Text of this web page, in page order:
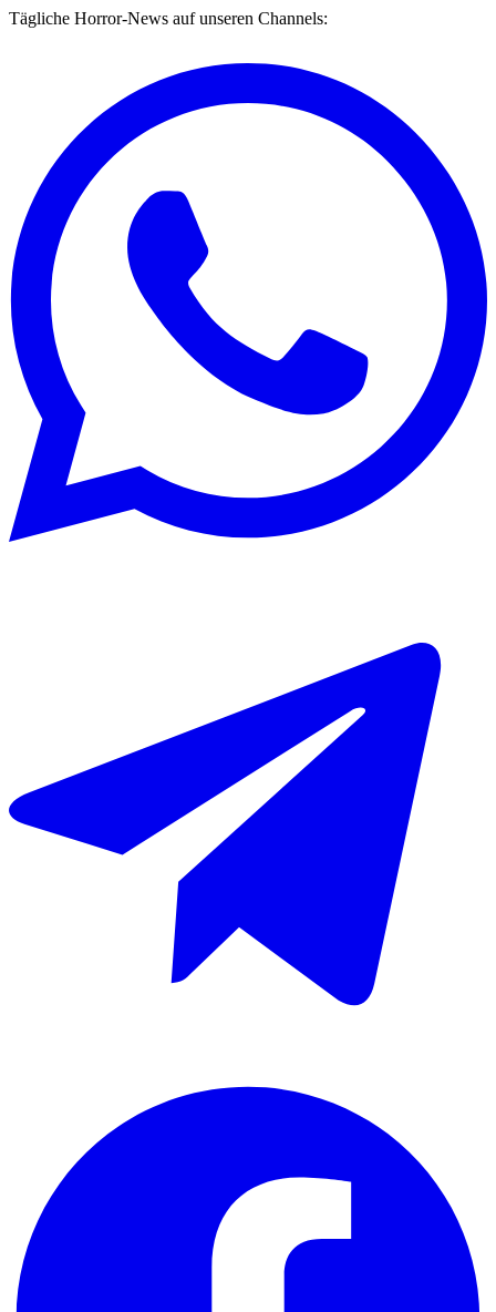
Tägliche Horror-News auf unseren Channels: